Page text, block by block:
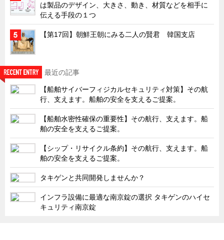
タキネタ
韓国
上海
台湾
採用情報
インタビュー
入社１年目アンケート
入社式・創立記念式典
新年賀詞交歓会
メディア情報
は製品のデザイン、大きさ、動き、材質などを相手に
伝える手段の１つ
【第17回】朝鮮王朝にみる二人の賢君 韓国支店
最近の記事
【船舶サイバーフィジカルセキュリティ対策】その航
行、支えます。船舶の安全を支えるご提案。
【船舶水密性確保の重要性】その航行、支えます。船
舶の安全を支えるご提案。
【シップ・リサイクル条約】その航行、支えます。船
舶の安全を支えるご提案。
タキゲンと共同開発しませんか？
インフラ設備に最適な南京錠の選択 タキゲンのハイセ
キュリティ南京錠